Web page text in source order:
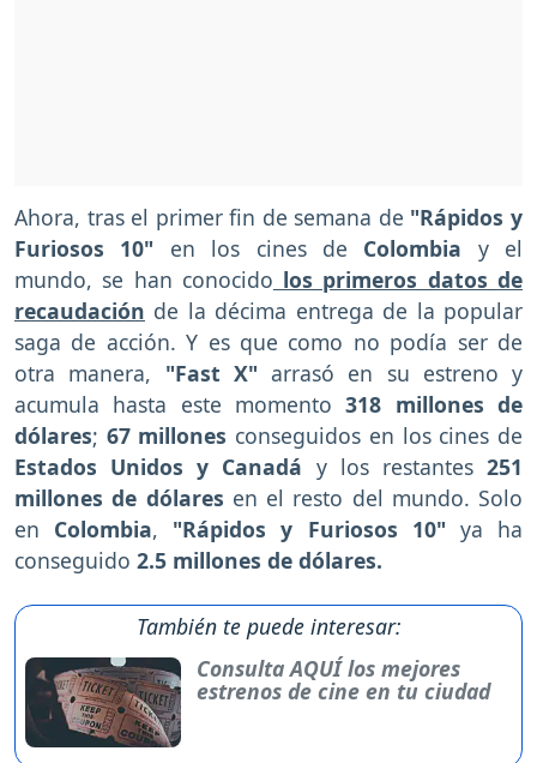
Ahora, tras el primer fin de semana de "Rápidos y
Furiosos 10" en los cines de Colombia y el
mundo, se han conocido los primeros datos de
recaudación de la décima entrega de la popular
saga de acción. Y es que como no podía ser de
otra manera, "Fast X" arrasó en su estreno y
acumula hasta este momento318 millones de
dólares; 67 millones conseguidos en los cines de
Estados Unidos y Canadá y los restantes251
millones de dólares en el resto del mundo. Solo
en Colombia, "Rápidos y Furiosos 10" ya ha
conseguido 2.5 millones de dólares.
También te puede interesar:
Consulta AQUÍ los mejores
estrenos de cine en tu ciudad